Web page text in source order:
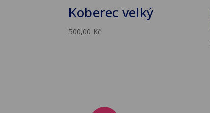
Koberec velký
500,00 Kč